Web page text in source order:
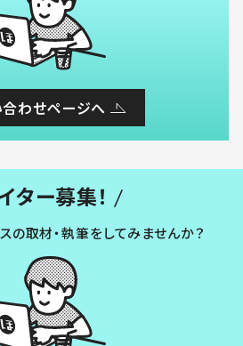
わせページへ
ター募集！
の取材・執筆をしてみませんか？